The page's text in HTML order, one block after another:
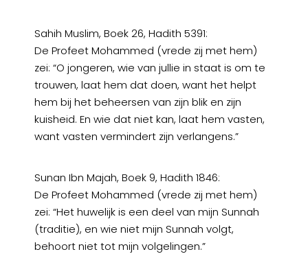
Sahih Muslim, Boek 26, Hadith 5391:
De Profeet Mohammed (vrede zij met hem)
zei: “O jongeren, wie van jullie in staat is om te
trouwen, laat hem dat doen, want het helpt
hem bij het beheersen van zijn blik en zijn
kuisheid. En wie dat niet kan, laat hem vasten,
want vasten vermindert zijn verlangens.”
Sunan Ibn Majah, Boek 9, Hadith 1846:
De Profeet Mohammed (vrede zij met hem)
zei: “Het huwelijk is een deel van mijn Sunnah
(traditie), en wie niet mijn Sunnah volgt,
behoort niet tot mijn volgelingen.”